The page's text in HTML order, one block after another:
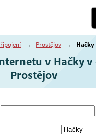
→ Prostějov → Hačky
v Hačky v
Prostějov